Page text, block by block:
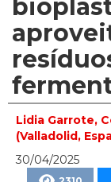
Lidia Garrote,
(Valladolid,
30/04/2025